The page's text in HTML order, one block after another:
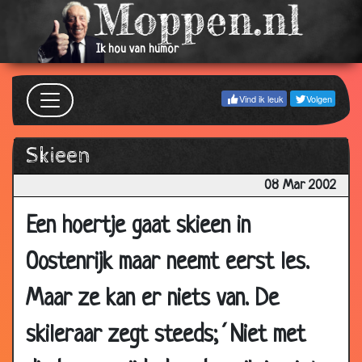
Ik hou van humor
Vind ik leuk Volgen
Skieen
08 Mar 2002
Een hoertje gaat skieen in
Oostenrijk maar neemt eerst les.
Maar ze kan er niets van. De
skileraar zegt steeds;´Niet met
15 Mar
2002
Secretaresses
15 Mar
2002
3.34
14 Mar
2002
SEX 3.71
3.70
12 Mar
2002
Europees congres
2002
2 keer achter elkaar
11 Mar
2002
De Poes